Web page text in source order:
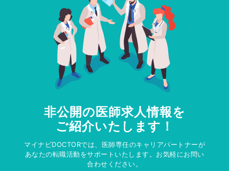
非公開の医師求人情報を
ご紹介いたします！
マイナビDOCTORでは、医師専任のキャリアパートナーが
あなたの転職活動をサポートいたします。お気軽にお問い
合わせください。